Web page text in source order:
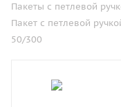
Пакеты с петлевой
Пакет с петлевой
50/300